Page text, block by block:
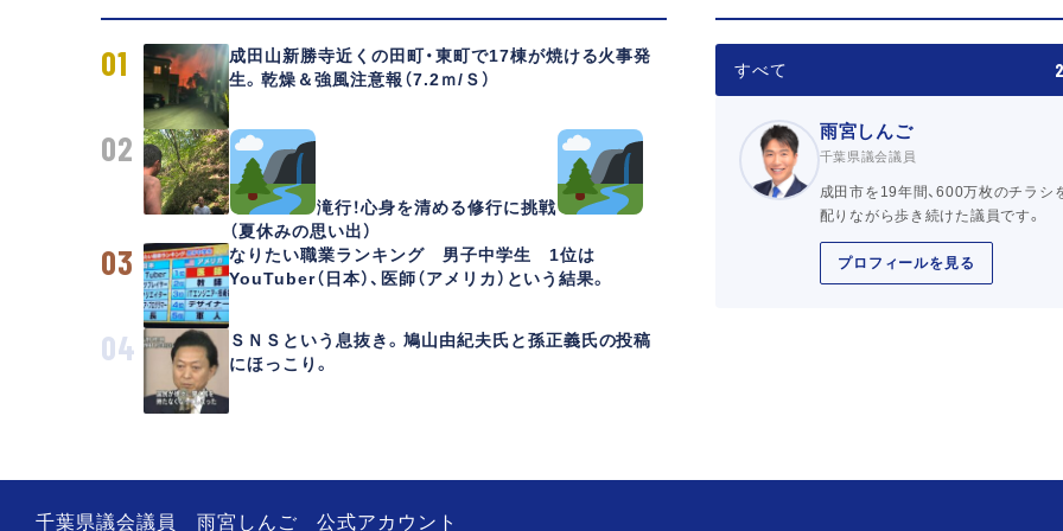
01
成田山新勝寺近くの田町・東町で17棟が焼ける火事発
生。乾燥＆強風注意報（7.2ｍ/Ｓ）
02
滝行！心身を清める修行に挑戦
（夏休みの思い出）
03
なりたい職業ランキング 男子中学生 1位は
YouTuber（日本）、医師（アメリカ）という結果。
04
ＳＮＳという息抜き。鳩山由紀夫氏と孫正義氏の投稿
にほっこり。
すべて
雨宮しんご
千葉県議会議員
成田市を19年間、600万枚のチラシ
配りながら歩き続けた議員です。
プロフィールを見る
千葉県議会議員 雨宮しんご 公式アカウント